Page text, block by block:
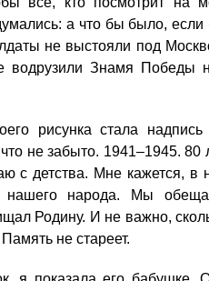
а что бы было,
не выстояли под
водрузили Знамя Победы
рисунка стала надпись
не забыто. 1941–1945. 80
с детства. Мне кажется, в
нашего народа. Мы
Родину. И не важно,
не стареет.